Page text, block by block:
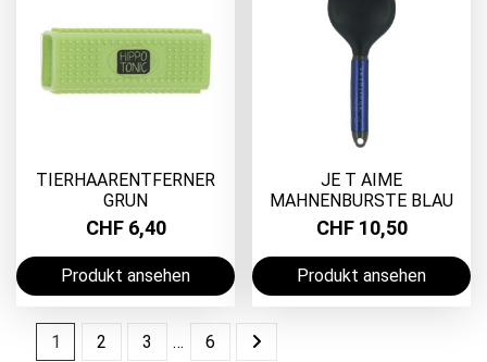
TIERHAARENTFERNER
GRUN
CHF 6,40
Produkt ansehen
JE T AIME
MAHNENBURSTE BLAU
CHF 10,50
Produkt ansehen
1 2 3 … 6